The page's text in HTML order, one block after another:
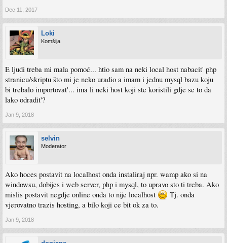
Dec 11, 2017
Loki
Komšija
E ljudi treba mi mala pomoć... htio sam na neki local host nabacit' php
stranicu/skriptu što mi je neko uradio a imam i jednu mysql bazu koju
bi trebalo importovat'... ima li neki host koji ste koristili gdje se to da
lako odradit'?
Jan 9, 2018
selvin
Moderator
Ako hoces postavit na localhost onda instaliraj npr. wamp ako si na
windowsu, dobijes i web server, php i mysql, to upravo sto ti treba. Ako
mislis postavit negdje online onda to nije localhost
Tj. onda
vjerovatno trazis hosting, a bilo koji ce bit ok za to.
Jan 9, 2018